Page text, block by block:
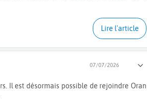
Lire l'article
07/07/2026